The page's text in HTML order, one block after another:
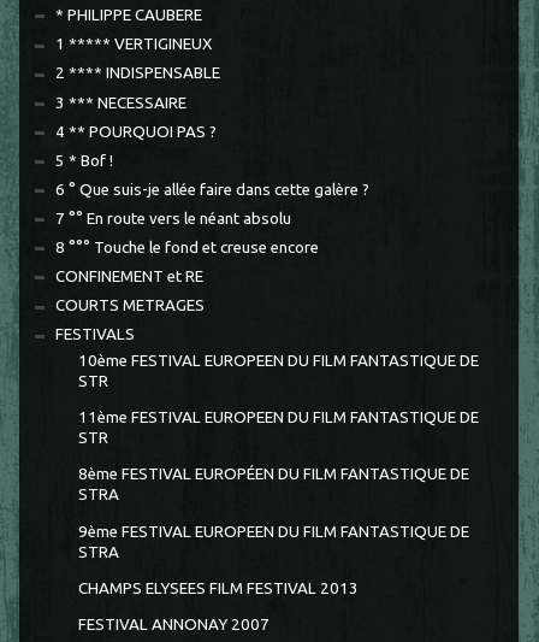
* PHILIPPE CAUBERE
1 ***** VERTIGINEUX
2 **** INDISPENSABLE
3 *** NECESSAIRE
4 ** POURQUOI PAS ?
5 * Bof !
6 ° Que suis-je allée faire dans cette galère ?
7 °° En route vers le néant absolu
8 °°° Touche le fond et creuse encore
CONFINEMENT et RE
COURTS METRAGES
FESTIVALS
10ème FESTIVAL EUROPEEN DU FILM FANTASTIQUE DE
STR
11ème FESTIVAL EUROPEEN DU FILM FANTASTIQUE DE
STR
8ème FESTIVAL EUROPÉEN DU FILM FANTASTIQUE DE
STRA
9ème FESTIVAL EUROPEEN DU FILM FANTASTIQUE DE
STRA
CHAMPS ELYSEES FILM FESTIVAL 2013
FESTIVAL ANNONAY 2007